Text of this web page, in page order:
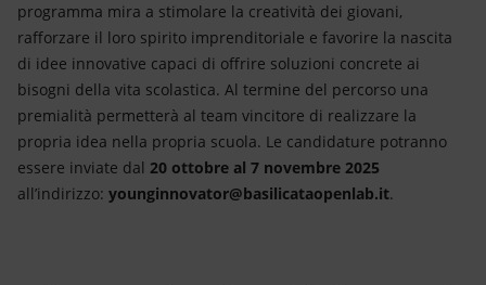
programma mira a stimolare la creatività dei giovani,
rafforzare il loro spirito imprenditoriale e favorire la nascita
di idee innovative capaci di offrire soluzioni concrete ai
bisogni della vita scolastica. Al termine del percorso una
premialità permetterà al team vincitore di realizzare la
propria idea nella propria scuola. Le candidature potranno
essere inviate dal 20 ottobre al 7 novembre 2025
all’indirizzo: younginnovator@basilicataopenlab.it.